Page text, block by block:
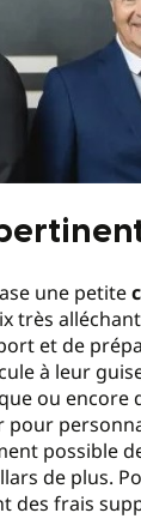
une petite
très
et de
à leur
ou encore
possible
de plus.
des frais